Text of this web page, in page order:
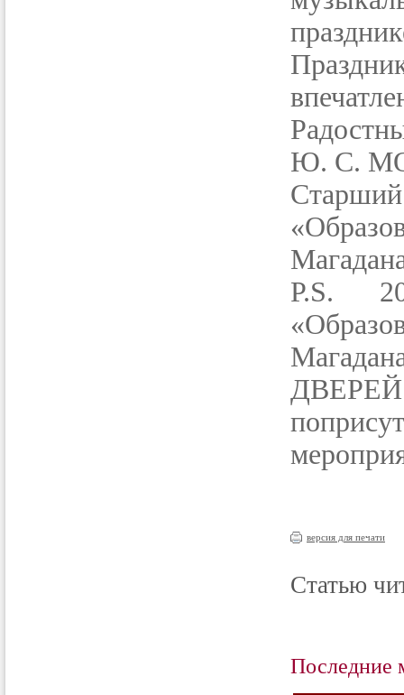
Ю. С.
P.S.
версия для печати
Статью
Последние